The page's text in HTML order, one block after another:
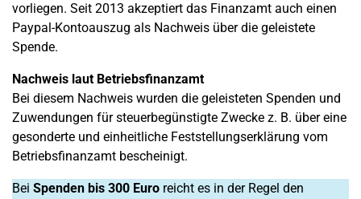
vorliegen. Seit 2013 akzeptiert das Finanzamt auch einen
Paypal-Kontoauszug als Nachweis über die geleistete
Spende.
Nachweis laut Betriebsfinanzamt
Bei diesem Nachweis wurden die geleisteten Spenden und
Zuwendungen für steuerbegünstigte Zwecke z. B. über eine
gesonderte und einheitliche Feststellungserklärung vom
Betriebsfinanzamt bescheinigt.
Bei Spenden bis 300 Euro reicht es in der Regel den